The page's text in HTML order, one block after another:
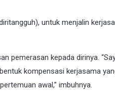
untuk menjalin
pemerasan kepada dirinya.
kompensasi kerjasama
awal,” imbuhnya.